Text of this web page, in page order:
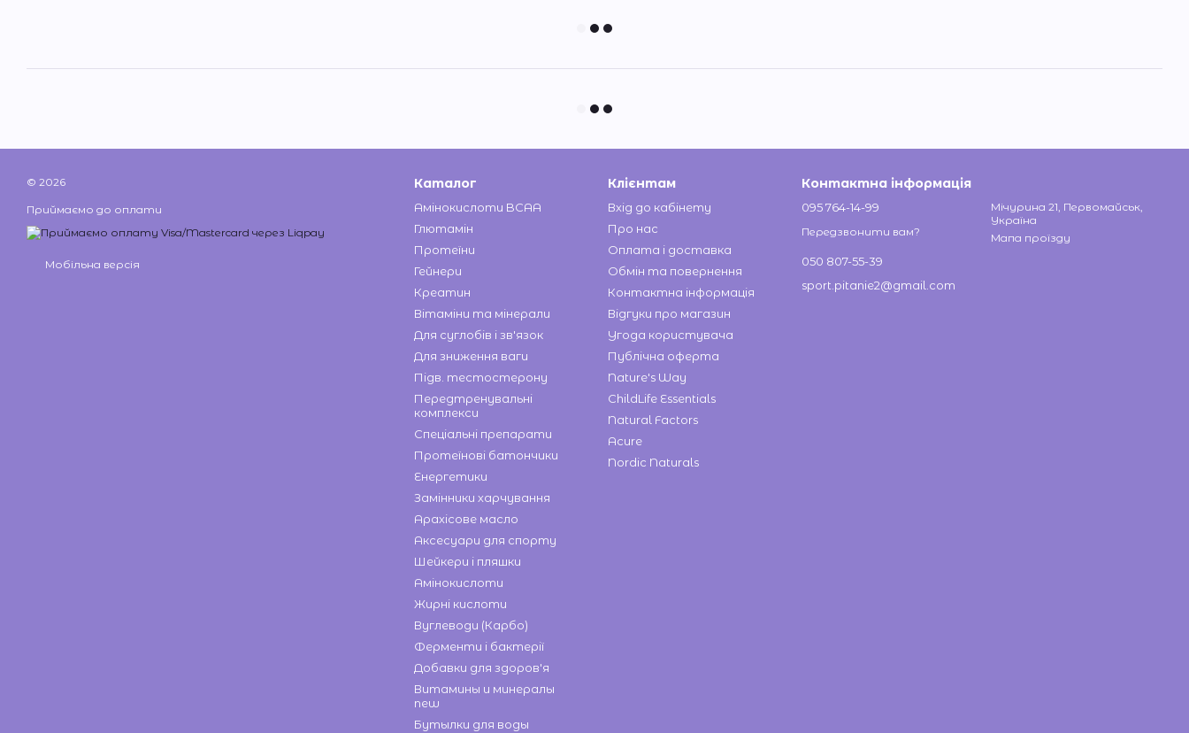
© 2026
Приймаємо до оплати
Мобільна версія
Каталог
Амінокислоти BCAA
Глютамін
Протеїни
Гейнери
Креатин
Вітаміни та мінерали
Для суглобів і зв'язок
Для зниження ваги
Підв. тестостерону
Передтренувальні
комплекси
Спеціальні препарати
Протеїнові батончики
Енергетики
Замінники харчування
Арахісове масло
Аксесуари для спорту
Шейкери і пляшки
Амінокислоти
Жирні кислоти
Вуглеводи (Карбо)
Ферменти і бактерії
Добавки для здоров'я
Витамины и минералы
new
Бутылки для воды
Клієнтам
Вхід до кабінету
Про нас
Оплата і доставка
Обмін та повернення
Контактна інформація
Відгуки про магазин
Угода користувача
Публічна оферта
Nature's Way
ChildLife Essentials
Natural Factors
Acure
Nordic Naturals
Контактна інформація
095 764-14-99
Передзвонити вам?
050 807-55-39
sport.pitanie2@gmail.com
Мічурина 21, Первомайськ,
Україна
Мапа проїзду